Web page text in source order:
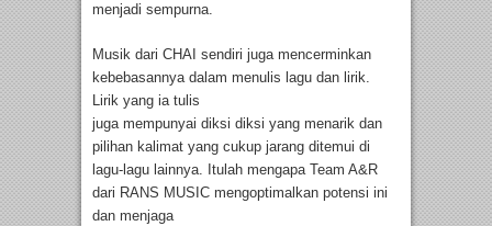
menjadi sempurna.
Musik dari CHAI sendiri juga mencerminkan
kebebasannya dalam menulis lagu dan lirik.
Lirik yang ia tulis
juga mempunyai diksi diksi yang menarik dan
pilihan kalimat yang cukup jarang ditemui di
lagu-lagu lainnya. Itulah mengapa Team A&R
dari RANS MUSIC mengoptimalkan potensi ini
dan menjaga